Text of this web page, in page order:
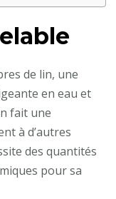
de lin, une
en eau et
fait une
à d’autres
des quantités
pour sa